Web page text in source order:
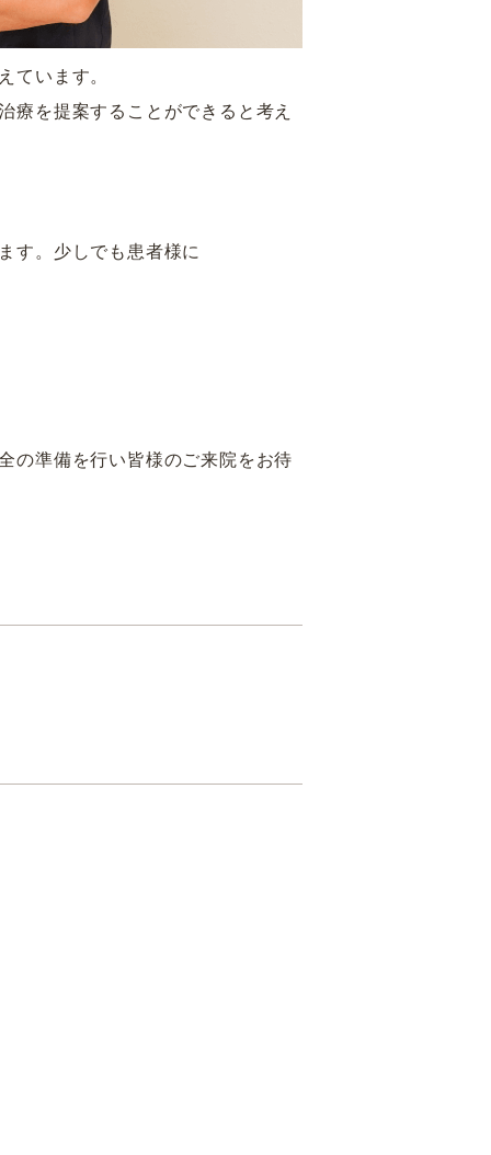
ています。
療を提案することができると考え
す。少しでも患者様に
の準備を行い皆様のご来院をお待